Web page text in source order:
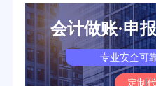
会计做账·申
专业安全可
定制